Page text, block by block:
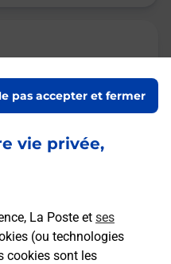
vie privée,
La Poste et ses
(ou technologies
cookies sont les
pas accepter et fermer
ACTION